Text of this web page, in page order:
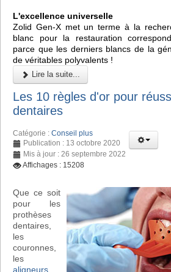
L'excellence universelle
Zolid Gen-X met un terme à la
blanc pour la restauration
parce que les derniers blancs de la
de véritables polyvalents !
Lire la suite...
Les 10 règles d'or pour
dentaires
Catégorie : Conseil plus
Publication : 13 octobre 2020
Mis à jour : 26 septembre 2022
Affichages : 15208
Que ce soit
pour les
prothèses
dentaires,
les
couronnes,
les
aligneurs